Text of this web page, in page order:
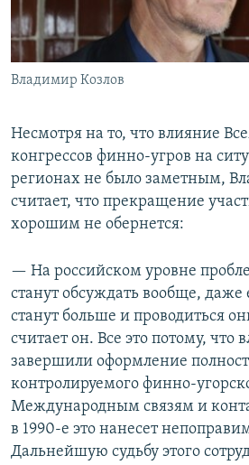
Владимир Козлов
Несмотря на то, что влияние
конгрессов финно-угров на
регионах не было заметным,
считает, что прекращение
хорошим не обернется:
— На российском уровне
станут обсуждать вообще, даже
станут больше и проводиться
считает он. Все это потому, что
завершили оформление
контролируемого финно-
Международным связям и
в 1990-е это нанесет
Дальнейшую судьбу этого